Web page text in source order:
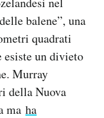
balene”, una
quadrati
esiste un divieto
Murray
della Nuova
ma ha